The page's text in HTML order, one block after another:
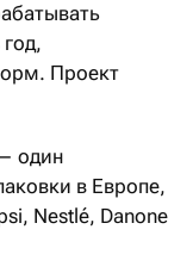
Проект
один
в Европе,
Nestlé, Danone